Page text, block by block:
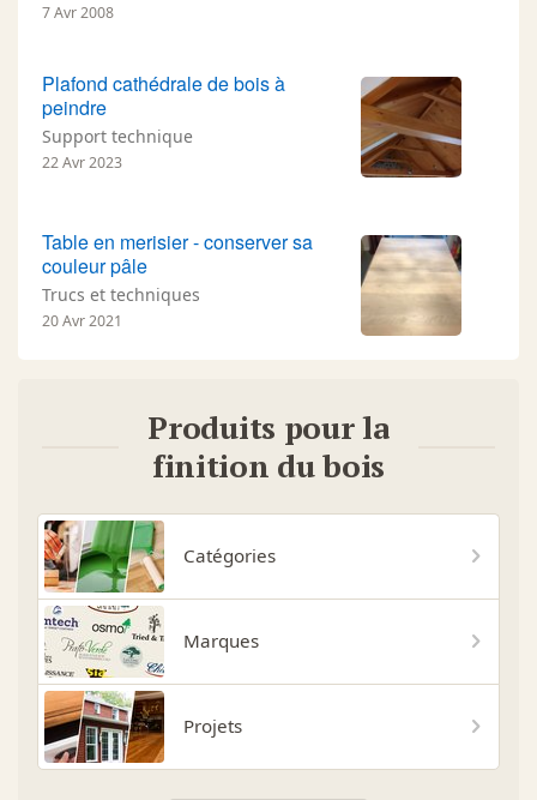
7 Avr 2008
Plafond cathédrale de bois à
peindre
Support technique
22 Avr 2023
Table en merisier - conserver sa
couleur pâle
Trucs et techniques
20 Avr 2021
Produits pour la
finition du bois
Catégories
Marques
Projets